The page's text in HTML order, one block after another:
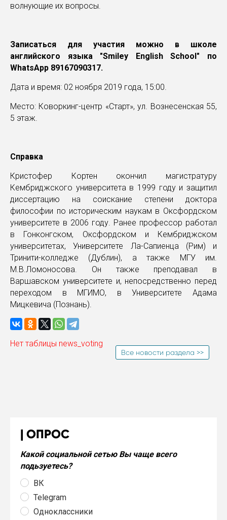
волнующие их вопросы.
Записаться для участия можно в школе
английского языка "Smiley English School" по
WhatsApp 89167090317.
Дата и время: 02 ноября 2019 года, 15:00.
Место: Коворкинг-центр «Старт», ул. Вознесенская 55,
5 этаж.
Справка
Кристофер Кортен окончил магистратуру
Кембриджского университета в 1999 году и защитил
диссертацию на соискание степени доктора
философии по историческим наукам в Оксфордском
университете в 2006 году. Ранее профессор работал
в Гонконгском, Оксфордском и Кембриджском
университетах, Университете Ла-Сапиенца (Рим) и
Тринити-колледже (Дублин), а также МГУ им.
М.В.Ломоносова. Он также преподавал в
Варшавском университете и, непосредственно перед
переходом в МГИМО, в Университете Адама
Мицкевича (Познань).
Нет таблицы news_voting
Все новости раздела >>
ОПРОС
Какой социальной сетью Вы чаще всего
подьзуетесь?
ВК
Telegram
Одноклассники